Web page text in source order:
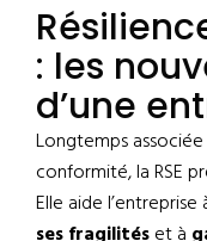
: les
d’une
Longtemps associée
conformité, la RSE
Elle aide l’entreprise
ses fragilitéset à